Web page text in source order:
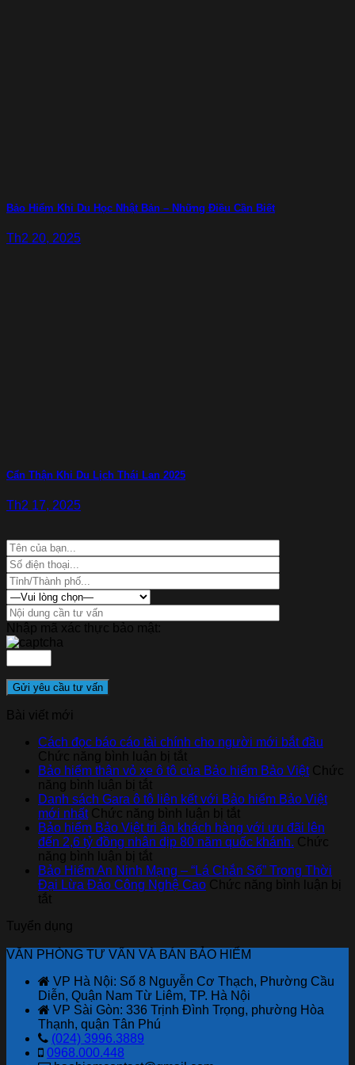
Bảo Hiểm Khi Du Học Nhật Bản – Những Điều Cần Biết
Th2 20, 2025
Cẩn Thận Khi Du Lịch Thái Lan 2025
Th2 17, 2025
Nhập mã xác thực bảo mật:
Bài viết mới
Cách đọc báo cáo tài chính cho người mới bắt đầu
Chức năng bình luận bị tắtở
Cách
báo
cáo
tài
chính
người
mới
Bảo hiểm thân vỏ xe ô tô của Bảo hiểm Bảo Việt Chức
năng bình luận bị tắtở
Bảo
hiểm
thân
vỏ
xe
ô
tô
Việt
Danh sách Gara ô tô liên kết với Bảo hiểm Bảo Việt
mới nhất Chức năng bình luận bị tắtở
Danh
sách
ô
tô
hiểm
Việt
mới
nhất
Bảo hiểm Bảo Việt tri ân khách hàng với ưu đãi lên
đến 2,6 tỷ đồng nhân dịp 80 năm quốc khánh. Chức
năng bình luận bị tắtở
Bảo
hiểm
khách
với
ưu
đãi
lên
Bảo Hiểm An Ninh Mạng – “Lá Chắn Số” Trong Thời
Đại Lừa Đảo Công Nghệ Cao Chức năng bình luận bị
tắtở
Hiểm
Ninh
–
“Lá
Chắn
Số”
Trong
Thời
Tuyển dụng
VĂN PHÒNG TƯ VẤN VÀ BÁN BẢO HIỂM
VP Hà Nội: Số 8 Nguyễn Cơ Thạch, Phường Cầu
Diễn, Quận Nam Từ Liêm, TP. Hà Nội
VP Sài Gòn: 336 Trịnh Đình Trọng, phường Hòa
Thạnh, quận Tân Phú
(024) 3996.3889
0968.000.448